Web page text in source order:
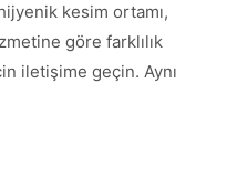
kesim ortamı,
göre farklılık
iletişime geçin. Aynı